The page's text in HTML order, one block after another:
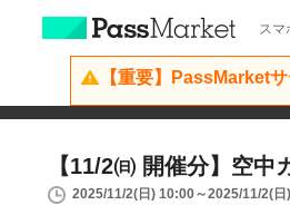
スマ
【重要】PassMarket
【11/2㈰ 開催分】空
2025/11/2(日) 10:00～2025/11/2(